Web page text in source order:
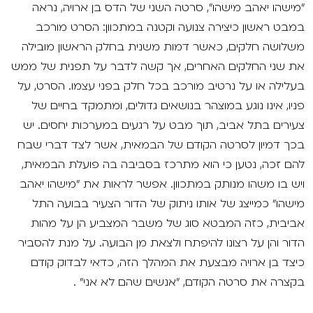
מועדון אנגלית לקטנטנים
מועדון אנגלית לכל המשפחה
ראשון בקולנוע
שלישי בשלייקס
אפטר בסינמטק
קולנוע ישראלי
לפי ימים
מחווה לקסבייה דולאן
סינמטק קאלט על הגג 2026
אירועים מיוחדים
הגלריה
VOD
ENG
לאזור האישי
רכישת מנוי
Gift Card
"מישהו יאהב מישהו", סרטה השני של הדס בן ארויה, נראה
במבט ראשון כיצירה צנועה וקטנה במתכוון: הסרט מורכב
משלושה חלקים, כאשר דמות משנית בחלק הראשון מובילה
את שני החלקים האחרים, אך קשה לדבר על תפנית של ממש
בעלילה או על נרטיב מורכב בכל חלק בפני עצמו. הסרט, על
פניו, אינו נוגע במוצהר בנושאים גדולים, ומתמקד בחיים של
צעירים בתל אביב, תוך מבט על רגעים במערכות יחסים. יש
בכך דמיון לסרטה הקודם של הבמאית, אשר לצד דברי שבח
להם זכה, נטען כי הוא מתרכז בסביבה בה פועלת הבמאית,
ויש בו משהו מנותק במתכוון. אפשר לראות את "מישהו יאהב
מישהו" כמייצג של אותו ניתוק של הדור הצעיר בבועה התל
אביבית, כזה המבטא סוג של משבר המצביע הן על מהות
הדור והן על רצונו להיפתח ולצאת מן הבועה. על מנת להסביר
כיצד בן ארויה מבצעת את המהלך הזה, כדאי לבדוק קודם
בקצרה את סרטה הקודם, "אנשים שהם לא אני" .